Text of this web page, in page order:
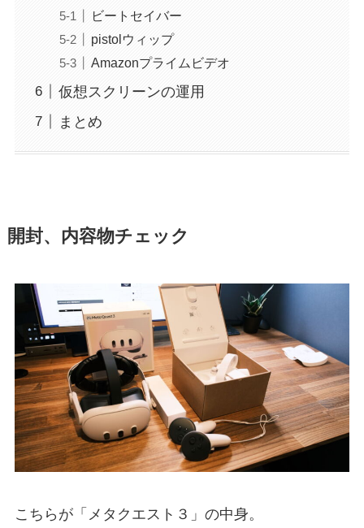
ビートセイバー
pistolウィップ
Amazonプライムビデオ
仮想スクリーンの運用
まとめ
開封、内容物チェック
こちらが「メタクエスト３」の中身。